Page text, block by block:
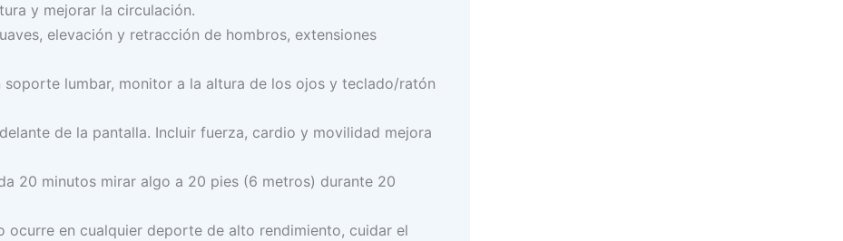
y mejorar la circulación.
elevación y retracción de hombros, extensiones
soporte lumbar, monitor a la altura de los ojos y teclado/ratón
de la pantalla. Incluir fuerza, cardio y movilidad mejora
20 minutos mirar algo a 20 pies (6 metros) durante 20
ocurre en cualquier deporte de alto rendimiento, cuidar el